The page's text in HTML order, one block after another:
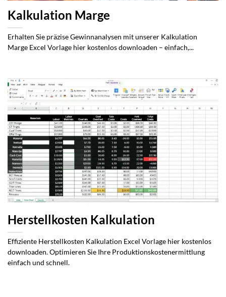
Kalkulation Marge
Erhalten Sie präzise Gewinnanalysen mit unserer Kalkulation
Marge Excel Vorlage hier kostenlos downloaden – einfach,...
Herstellkosten Kalkulation
Effiziente Herstellkosten Kalkulation Excel Vorlage hier kostenlos
downloaden. Optimieren Sie Ihre Produktionskostenermittlung
einfach und schnell.